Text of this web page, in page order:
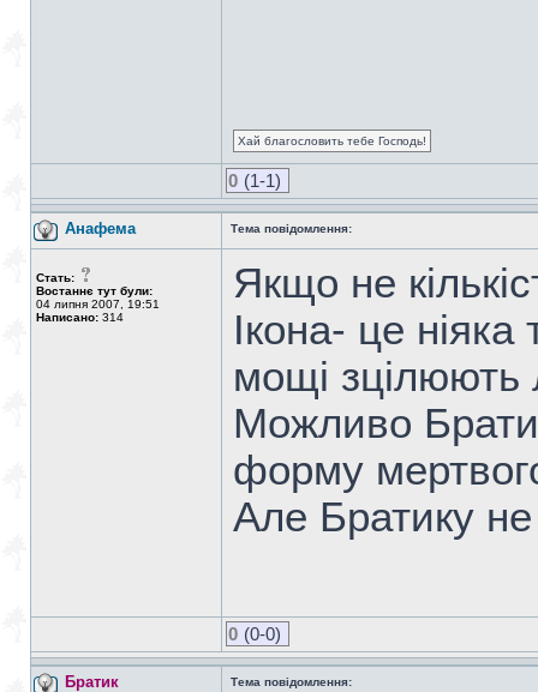
Хай благословить тебе Господь!
0 (1-1)
Анафема Тема повідомлення:
Стать:
Востаннє тут були:
04 липня 2007, 19:51
Написано: 314
Якщо не
Ікона- це
мощі
Можливо
форму
Але Братику не
0 (0-0)
Братик Тема повідомлення: